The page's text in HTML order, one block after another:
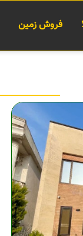
فروش زمین